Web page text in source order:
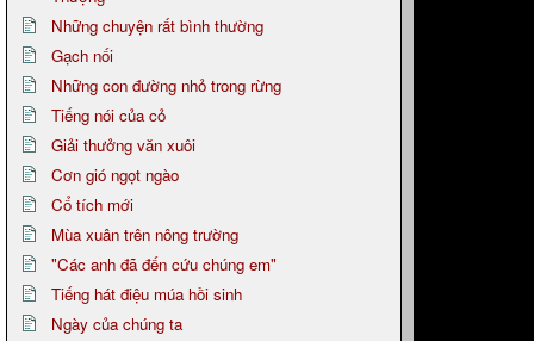
Những chuyện rất bình thường
Gạch nối
Những con đường nhỏ trong rừng
Tiếng nói của cỏ
Giải thưởng văn xuôi
Cơn gió ngọt ngào
Cổ tích mới
Mùa xuân trên nông trường
"Các anh đã đến cứu chúng em"
Tiếng hát điệu múa hồi sinh
Ngày của chúng ta